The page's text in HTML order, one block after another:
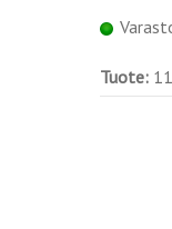
Tuote: